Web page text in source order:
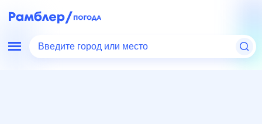
Введите город или место